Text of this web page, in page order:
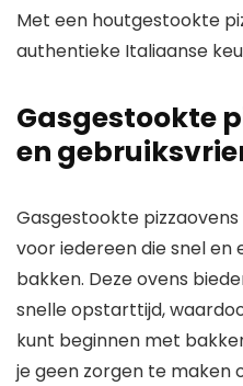
Met een houtgestookte
authentieke Italiaanse
Gasgestookte
en
Gasgestookte
voor iedereen die snel en
bakken. Deze ovens
snelle opstarttijd,
kunt beginnen met
je geen zorgen te maken